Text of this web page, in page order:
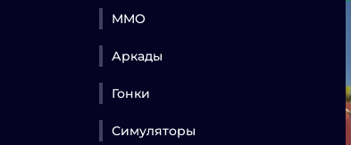
MMO
Аркады
Гонки
Симуляторы